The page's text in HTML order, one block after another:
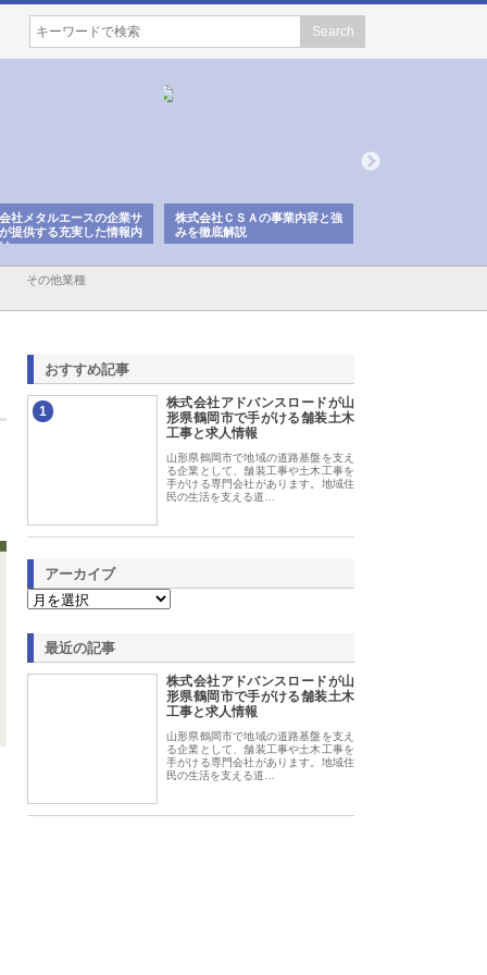
社メタルエースの企業サ
提供する充実した情報内
株式会社ＣＳＡの事業内容と強
みを徹底解説
その他業種
おすすめ記事
1
株式会社アドバンスロードが山
形県鶴岡市で手がける舗装土木
工事と求人情報
山形県鶴岡市で地域の道路基盤を支え
る企業として、舗装工事や土木工事を
手がける専門会社があります。地域住
民の生活を支える道…
アーカイブ
最近の記事
株式会社アドバンスロードが山
形県鶴岡市で手がける舗装土木
工事と求人情報
山形県鶴岡市で地域の道路基盤を支え
る企業として、舗装工事や土木工事を
手がける専門会社があります。地域住
民の生活を支える道…